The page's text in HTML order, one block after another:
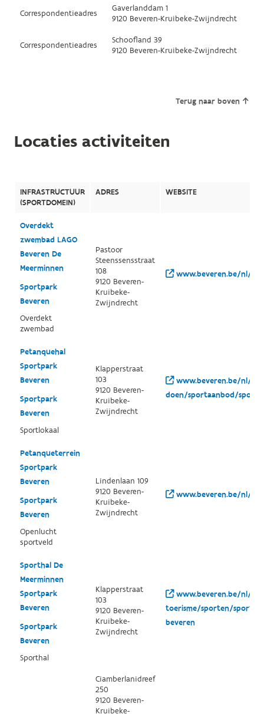
Correspondentieadres
Gaverlanddam 1
9120 Beveren-Kruibeke-Zwijndrecht
Correspondentieadres
Schoofland 39
9120 Beveren-Kruibeke-Zwijndrecht
Terug naar boven
Locaties activiteiten
INFRASTRUCTUUR
(SPORTDOMEIN)
ADRES WEBSITE
Overdekt
zwembad LAGO
Beveren De
Meerminnen
Sportpark
Beveren
Overdekt
zwembad
Pastoor
Steenssensstraat
108
9120 Beveren-
Kruibeke-
Zwijndrecht
www.beveren.be/nl/
Petanquehal
Sportpark
Beveren
Sportpark
Beveren
Sportlokaal
Klapperstraat
103
9120 Beveren-
Kruibeke-
Zwijndrecht
www.beveren.be/nl/
doen/sportaanbod/
Petanqueterrein
Sportpark
Beveren
Sportpark
Beveren
Openlucht
sportveld
Lindenlaan 109
9120 Beveren-
Kruibeke-
Zwijndrecht
www.beveren.be/nl/
Sporthal De
Meerminnen
Sportpark
Beveren
Sportpark
Beveren
Sporthal
Klapperstraat
103
9120 Beveren-
Kruibeke-
Zwijndrecht
www.beveren.be/nl/
toerisme/sporten/
beveren
Ciamberlanidreef
250
9120 Beveren-
Kruibeke-